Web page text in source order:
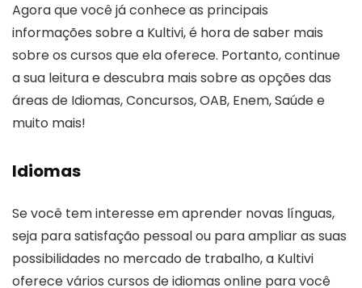
Agora que você já conhece as principais
informações sobre a Kultivi, é hora de saber mais
sobre os cursos que ela oferece. Portanto, continue
a sua leitura e descubra mais sobre as opções das
áreas de Idiomas, Concursos, OAB, Enem, Saúde e
muito mais!
Idiomas
Se você tem interesse em aprender novas línguas,
seja para satisfação pessoal ou para ampliar as suas
possibilidades no mercado de trabalho, a Kultivi
oferece vários cursos de idiomas online para você